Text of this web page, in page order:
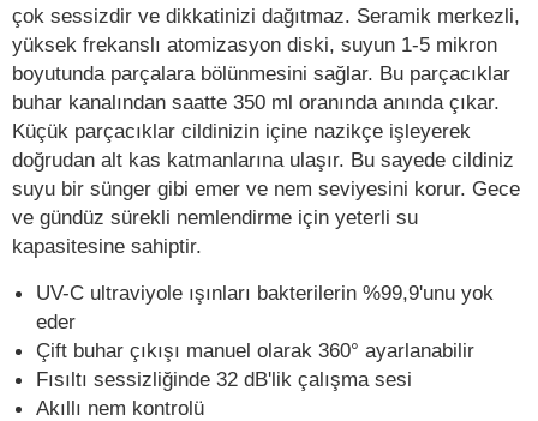
çok sessizdir ve dikkatinizi dağıtmaz. Seramik merkezli,
yüksek frekanslı atomizasyon diski, suyun 1-5 mikron
boyutunda parçalara bölünmesini sağlar. Bu parçacıklar
buhar kanalından saatte 350 ml oranında anında çıkar.
Küçük parçacıklar cildinizin içine nazikçe işleyerek
doğrudan alt kas katmanlarına ulaşır. Bu sayede cildiniz
suyu bir sünger gibi emer ve nem seviyesini korur. Gece
ve gündüz sürekli nemlendirme için yeterli su
kapasitesine sahiptir.
UV-C ultraviyole ışınları bakterilerin %99,9'unu yok
eder
Çift buhar çıkışı manuel olarak 360° ayarlanabilir
Fısıltı sessizliğinde 32 dB'lik çalışma sesi
Akıllı nem kontrolü